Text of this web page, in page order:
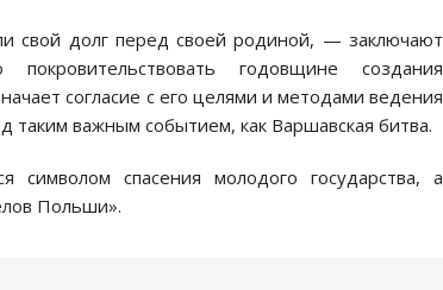
свой долг перед своей родиной, — заключают
годовщине создания
согласие с его целями и методами ведения
таким важным событием, как Варшавская битва.
спасения молодого государства, а
Польши».